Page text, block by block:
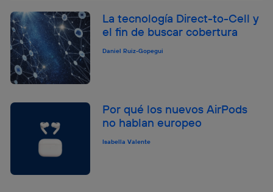
La tecnología Direct-to-Cell y
el fin de buscar cobertura
Daniel Ruiz-Gopegui
Por qué los nuevos AirPods
no hablan europeo
Isabella Valente